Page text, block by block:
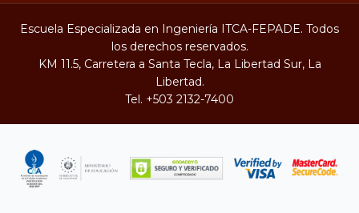
Escuela Especializada en Ingeniería ITCA-FEPADE. Todos
los derechos reservados.
KM 11.5, Carretera a Santa Tecla, La Libertad Sur, La
Libertad.
Tel. +503 2132-7400